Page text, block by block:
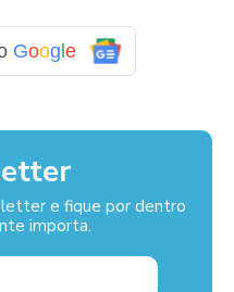
Goog e
e fique por dentro
importa.